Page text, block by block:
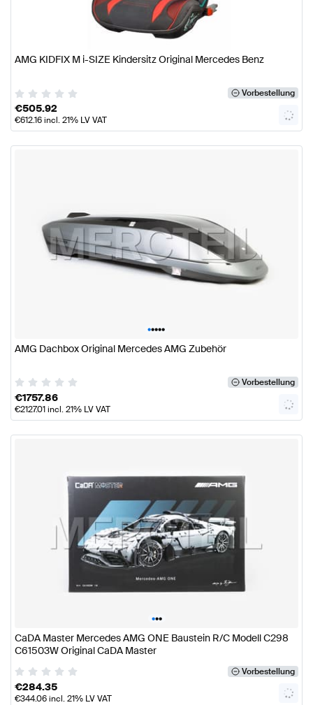
AMG KIDFIX M i-SIZE Kindersitz Original Mercedes Benz
Vorbestellung
€505.92
€612.16incl. 21% LV VAT
•••••
AMG Dachbox Original Mercedes AMG Zubehör
Vorbestellung
€1757.86
€2127.01incl. 21% LV VAT
•••
CaDA Master Mercedes AMG ONE Baustein R/C Modell C298
C61503W Original CaDA Master
Vorbestellung
€284.35
€344.06incl. 21% LV VAT